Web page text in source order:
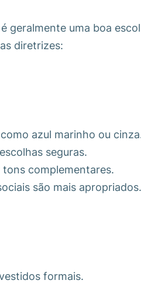
geralmente uma boa
diretrizes:
azul marinho ou
seguras.
tons complementares.
são mais apropriados.
formais.